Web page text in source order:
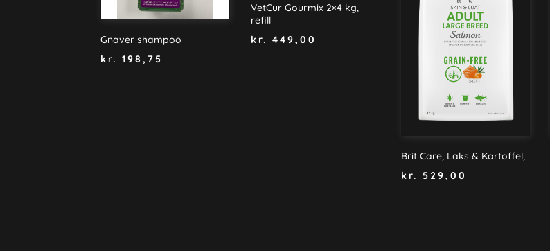
Gnaver shampoo
kr. 198,75
VetCur Gourmix 2×4 kg,
refill
kr. 449,00
Brit Care, Laks & Kartoffel,
kr.
529,00